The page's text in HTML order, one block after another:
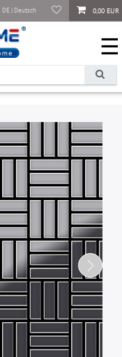
0,00 EUR
DE | Deutsch
☰